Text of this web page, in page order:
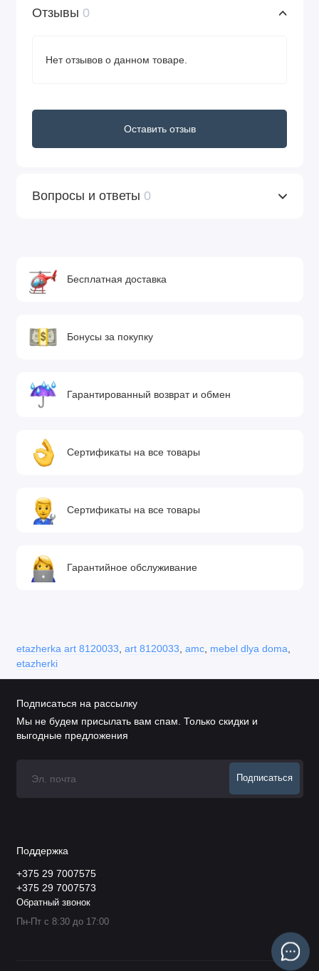
Отзывы 0
Нет отзывов о данном товаре.
Оставить отзыв
Вопросы и ответы 0
Бесплатная доставка
Бонусы за покупку
Гарантированный возврат и обмен
Сертификаты на все товары
Сертификаты на все товары
Гарантийное обслуживание
etazherka art 8120033, art 8120033, amc, mebel dlya doma,
etazherki
Подписаться на рассылку
Мы не будем присылать вам спам. Только скидки и
выгодные предложения
Подписаться
Поддержка
+375 29 7007575
+375 29 7007573
Обратный звонок
Пн-Пт с 8:30 до 17:00